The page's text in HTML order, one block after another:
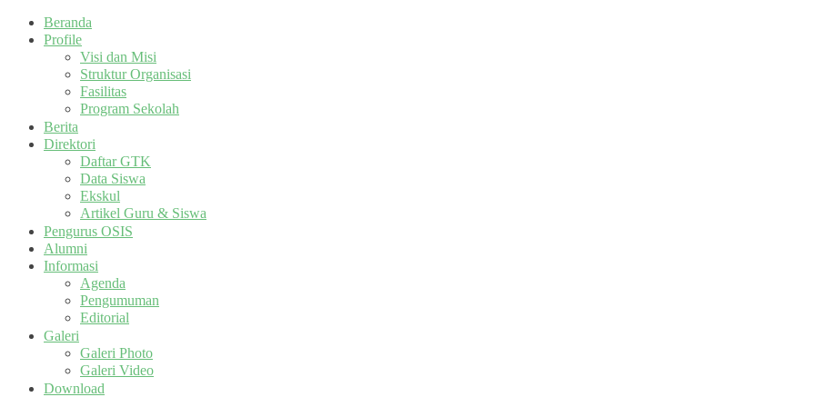
Beranda
Profile
Visi dan Misi
Struktur Organisasi
Fasilitas
Program Sekolah
Berita
Direktori
Daftar GTK
Data Siswa
Ekskul
Artikel Guru & Siswa
Pengurus OSIS
Alumni
Informasi
Agenda
Pengumuman
Editorial
Galeri
Galeri Photo
Galeri Video
Download